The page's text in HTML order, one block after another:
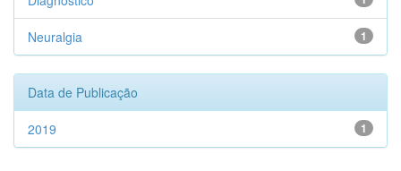
1
Neuralgia
Data de Publicação
1
2019